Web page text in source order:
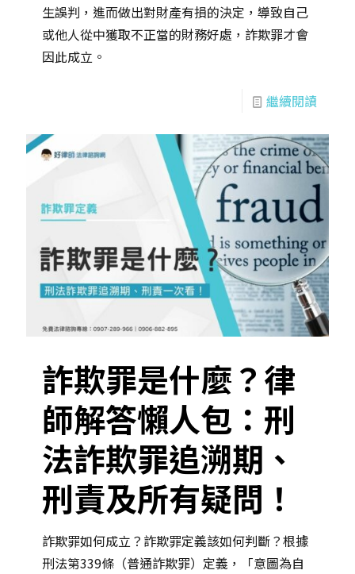
生誤判，進而做出對財產有損的決定，導致自己
或他人從中獲取不正當的財務好處，詐欺罪才會
因此成立。
繼續閱讀
詐欺罪是什麼？律
師解答懶人包：刑
法詐欺罪追溯期、
刑責及所有疑問！
詐欺罪如何成立？詐欺罪定義該如何判斷？根據
刑法第339條（普通詐欺罪）定義，「意圖為自